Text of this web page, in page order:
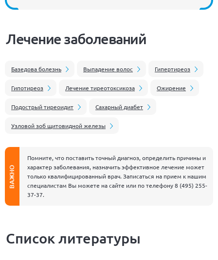
Лечение заболеваний
Базедова болезнь Выпадение волос Гипертиреоз
Гипотиреоз Лечение тиреотоксикоза Ожирение
Подострый тиреоидит Сахарный диабет
Узловой зоб щитовидной железы
ВАЖНО
Помните, что поставить точный диагноз, определить причины и
характер заболевания, назначить эффективное лечение может
только квалифицированный врач. Записаться на прием к нашим
специалистам Вы можете на сайте или по телефону8 (495) 255-
37-37.
Список литературы